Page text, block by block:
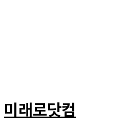
텐
츠
미래로닷컴